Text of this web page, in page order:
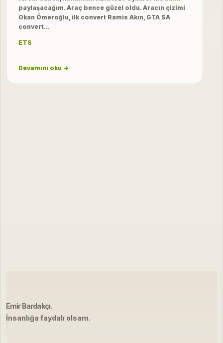
paylaşacağım. Araç bence güzel oldu. Aracın çizimi
Okan Ömeroğlu, ilk convert Ramis Akın, GTA SA
convert…
ETS
Devamını oku →
Emir Bardakçı.
İnsanlığa faydalı olsam.